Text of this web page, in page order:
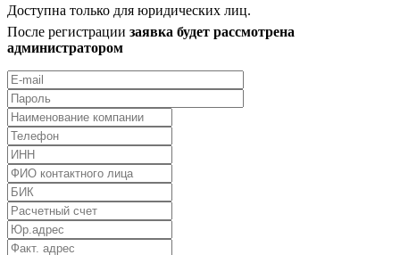
Доступна только для юридических лиц.
После регистрации заявка будет рассмотрена
администратором